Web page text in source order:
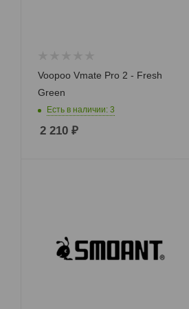
Voopoo Vmate Pro 2 - Fresh
Green
Есть в наличии: 3
2 210 ₽